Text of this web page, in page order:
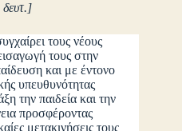
τους νέους
τους στην
και με έντονο
υπευθυνότητας
την παιδεία και την
προσφέροντας
μετακινήσεις τους